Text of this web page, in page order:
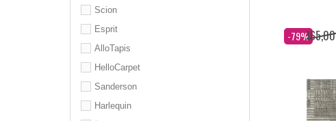
Scion
Esprit
AlloTapis
HelloCarpet
Sanderson
Harlequin
-79%
Dès